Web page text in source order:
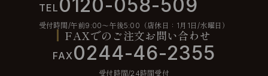
TEL 0120-058-509
受付時間/午前9:00〜午後5:00（店休日：1月1日/水曜日）
FAXでのご注文お問い合わせ
FAX0244-46-2355
受付時間/24時間受付